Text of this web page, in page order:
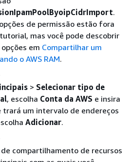
.
de permissão estão fora
mas você pode descobrir
em Compartilhar um
o AWS RAM.
> Selecionar tipo de
, escolha Conta da AWS e insira
trará um intervalo de endereços
Adicionar.
de compartilhamento de recursos